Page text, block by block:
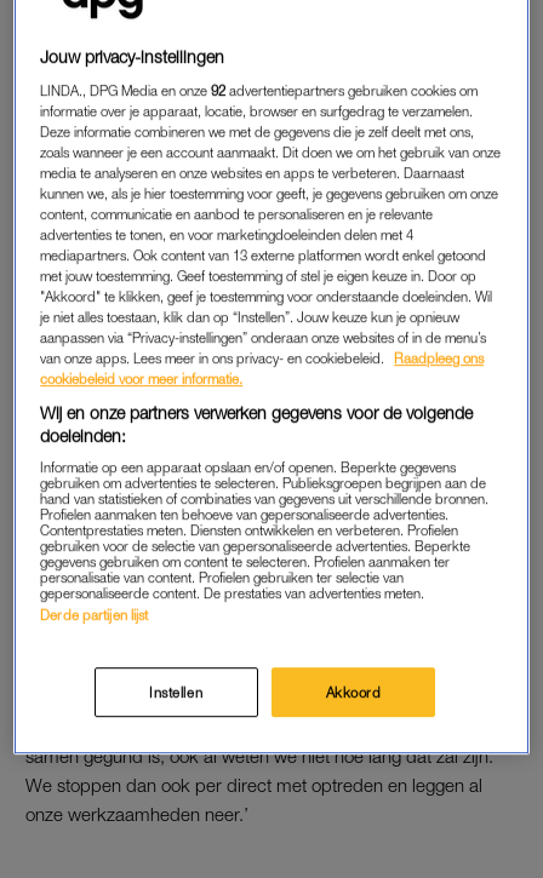
FREEK RIKKERINK HEEFT
UITGEZAAIDE LONGKANKER: 'ZO
LANG MOGELIJK GENIETEN VAN
DE TIJD DIE ONS SAMEN GEGUND
IS'
27-05-2025 | WIEKE VEENBOER
Er is uitgezaaide longkanker gevonden bij Freek
Rikkerink (32), bekend van Suzan en Freek. Dat schrijft
het stel op Instagram.
‘Door deze uitzaaiingen is er geen kans meer op genezing’,
laten ze weten.
FREEK RIKKERINK
‘Gisteren is onze wereld compleet op zijn kop gezet. We
hebben te horen gekregen dat er bij Freek uitgezaaide
longkanker is geconstateerd’, schrijven Suzan en Freek op
Instagram. ‘We zijn compleet verslagen, het voelt zo oneerlijk.
We zijn al 18 jaar onafscheidelijk en hebben samen nog zo
we samen ons kindje te mogen verwelkomen.’
samen gegund is, ook al weten we niet hoe lang dat zal zijn.
We stoppen dan ook per direct met optreden en leggen al
onze werkzaamheden neer.’
Jouw privacy-instellingen
LINDA., DPG Media en onze92 advertentiepartners gebruiken cookies om
informatie over je apparaat, locatie, browser en surfgedrag te verzamelen.
Deze informatie combineren we met de gegevens die je zelf deelt met ons,
zoals wanneer je een account aanmaakt. Dit doen we om het gebruik van onze
media te analyseren en onze websites en apps te verbeteren. Daarnaast
kunnen we, als je hier toestemming voor geeft, je gegevens gebruiken om onze
content, communicatie en aanbod te personaliseren en je relevante
advertenties te tonen, en voor marketingdoeleinden delen met 4
mediapartners. Ook content van 13 externe platformen wordt enkel getoond
met jouw toestemming. Geef toestemming of stel je eigen keuze in. Door op
"Akkoord" te klikken, geef je toestemming voor onderstaande doeleinden. Wil
je niet alles toestaan, klik dan op “Instellen”. Jouw keuze kun je opnieuw
aanpassen via “Privacy-instellingen” onderaan onze websites of in de menu’s
van onze apps. Lees meer in ons privacy- en cookiebeleid.
Raadpleeg ons
cookiebeleid voor meer informatie.
Wij en onze partners verwerken gegevens voor de volgende
doeleinden:
Informatie op een apparaat opslaan en/of openen. Beperkte gegevens
gebruiken om advertenties te selecteren. Publieksgroepen begrijpen aan de
hand van statistieken of combinaties van gegevens uit verschillende bronnen.
Profielen aanmaken ten behoeve van gepersonaliseerde advertenties.
Contentprestaties meten. Diensten ontwikkelen en verbeteren. Profielen
gebruiken voor de selectie van gepersonaliseerde advertenties. Beperkte
gegevens gebruiken om content te selecteren. Profielen aanmaken ter
personalisatie van content. Profielen gebruiken ter selectie van
gepersonaliseerde content. De prestaties van advertenties meten.
Derde partijen lijst
Instellen Akkoord